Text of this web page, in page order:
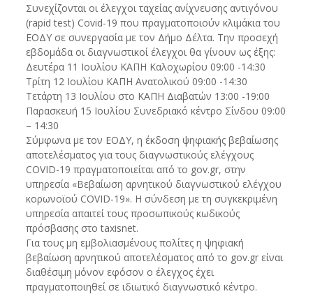
Συνεχίζονται οι έλεγχοι ταχείας ανίχνευσης αντιγόνου
(rapid test) Covid-19 που πραγματοποιούν κλιμάκια του
ΕΟΔΥ σε συνεργασία με τον Δήμο Δέλτα. Την προσεχή
εβδομάδα οι διαγνωστικοί έλεγχοι θα γίνουν ως έξης:
Δευτέρα 11 Ιουλίου ΚΑΠΗ Καλοχωρίου 09:00 -14:30
Τρίτη 12 Ιουλίου ΚΑΠΗ Ανατολικού 09:00 -14:30
Τετάρτη 13 Ιουλίου στο ΚΑΠΗ Διαβατών 13:00 -19:00
Παρασκευή 15 Ιουλίου Συνεδριακό κέντρο Σίνδου 09:00
– 14:30
Σύμφωνα με τον ΕΟΔΥ, η έκδοση ψηφιακής βεβαίωσης
αποτελέσματος για τους διαγνωστικούς ελέγχους
COVID-19 πραγματοποιείται από το gov.gr, στην
υπηρεσία «Βεβαίωση αρνητικού διαγνωστικού ελέγχου
κορωνοϊού COVID-19». Η σύνδεση με τη συγκεκριμένη
υπηρεσία απαιτεί τους προσωπικούς κωδικούς
πρόσβασης στο taxisnet.
Για τους μη εμβολιασμένους πολίτες η ψηφιακή
βεβαίωση αρνητικού αποτελέσματος από το gov.gr είναι
διαθέσιμη μόνον εφόσον ο έλεγχος έχει
πραγματοποιηθεί σε ιδιωτικό διαγνωστικό κέντρο.